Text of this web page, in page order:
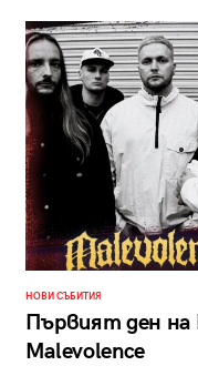
НОВИ СЪБИТИЯ
Първият ден на
Malevolence